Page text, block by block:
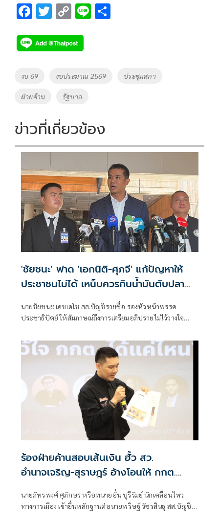
F
e
b
o
o
k
T
tt
er
C
p
y
Li
k
Li
Tags
งบ 69 งบประมาณ 2569 ประชุมสภา
ฝ่ายค้าน รัฐบาล
ข่าวที่เกี่ยวข้อง
'ชัยชนะ' ฟาด 'เอกนิติ-ศุภจี' แก้ปัญหาให้
ประชาชนไม่ได้ เหน็บควรกินน้ำมันตับปลา
นายชัยชนะ เดชเดโช สส.บัญชีรายชื่อ รองหัวหน้าพรรค
ประชาธิปัตย์ ให้สัมภาษณ์ถึงการเตรียมอภิปรายไม่ไว้วางใจ
ไหร่ที่ฝ่ายค้านมีมติว่ายื่นอภิปรายไม่ไว้วางใจ พรรคร่วมฝ่าย
ค้านก็จะนำเรื่องกลับหารือแต่ละพรรค ยืนยันว่ามีความพร้อม
อยู่แล้ว ซึ่งต้องดูไทม์ไลน์ว่าพรรคประชาชนกำหนดช่วงไหน
ร้องฝ่ายค้านสอบเส้นเงิน ฮั้ว สว.
อำนาจเจริญ-สุราษฎร์ อ้างโอนให้ กกต.
นายภัทรพงศ์ ศุภักษร หรือทนายอั๋น บุรีรัมย์ นักเคลื่อนไหว
ทางการเมือง เข้ายื่นหลักฐานต่อนายพริษฐ์ วัชรสินธุ สส.บัญชี